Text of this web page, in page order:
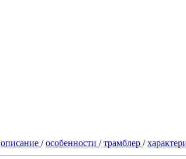
описание /особенности /трамблер /